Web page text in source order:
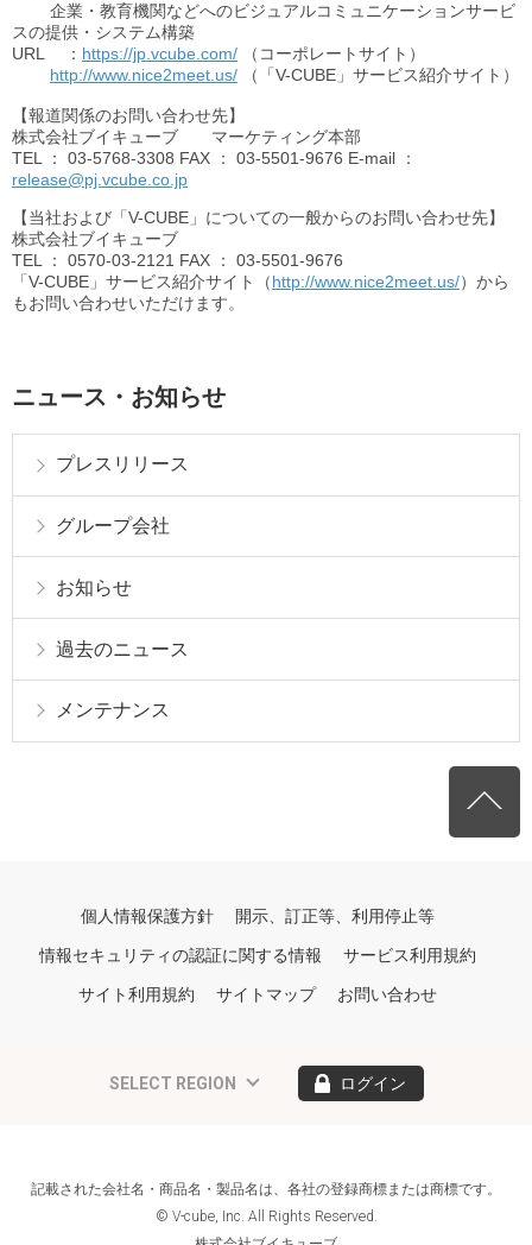
企業・教育機関などへのビジュアルコミュニケーションサービ
スの提供・システム構築
URL
： https://jp.vcube.com/ （コーポレートサイト）
http://www.nice2meet.us/ （「V-CUBE」サービス紹介サイト）
【報道関係のお問い合わせ先】
株式会社ブイキューブ マーケティング本部
TEL
： 03-5768-3308 FAX
： 03-5501-9676 E-mail ：
release@pj.vcube.co.jp
【当社および「V-CUBE」についての一般からのお問い合わせ先】
株式会社ブイキューブ
TEL
： 0570-03-2121 FAX
： 03-5501-9676
「V-CUBE」サービス紹介サイト（http://www.nice2meet.us/）から
もお問い合わせいただけます。
ニュース・お知らせ
プレスリリース
グループ会社
お知らせ
過去のニュース
メンテナンス
個人情報保護方針 開示、訂正等、利用停止等
情報セキュリティの認証に関する情報 サービス利用規約
サイト利用規約 サイトマップ お問い合わせ
SELECT REGION ログイン
記載された会社名・商品名・製品名は、各社の登録商標または商標です。
© V-cube, Inc. All Rights Reserved.